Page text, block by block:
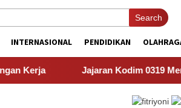
Search
INTERNASIONAL PENDIDIKAN
Jajaran Kodim 0319 Mentawai